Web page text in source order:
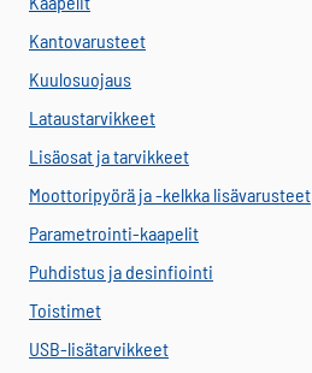
Kantovarusteet
Kuulosuojaus
Lataustarvikkeet
Lisäosat ja tarvikkeet
Moottoripyörä ja -kelkka lisävarusteet
Parametrointi-kaapelit
Puhdistus ja desinfiointi
Toistimet
USB-lisätarvikkeet